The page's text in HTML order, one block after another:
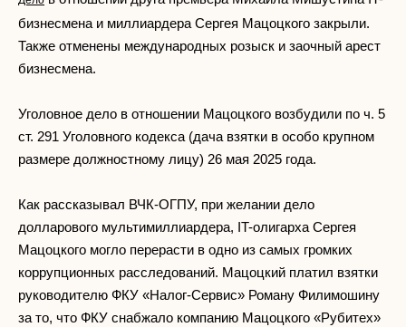
бизнесмена и миллиардера Сергея Мацоцкого закрыли.
Также отменены международных розыск и заочный арест
бизнесмена.
Уголовное дело в отношении Мацоцкого возбудили по ч. 5
ст. 291 Уголовного кодекса (дача взятки в особо крупном
размере должностному лицу) 26 мая 2025 года.
Как рассказывал ВЧК-ОГПУ, при желании дело
долларового мультимиллиардера, IT-олигарха Сергея
Мацоцкого могло перерасти в одно из самых громких
коррупционных расследований. Мацоцкий платил взятки
руководителю ФКУ «Налог-Сервис» Роману Филимошину
за то, что ФКУ снабжало компанию Мацоцкого «Рубитех»